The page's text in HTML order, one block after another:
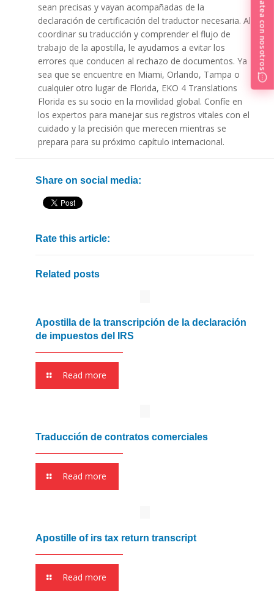
sean precisas y vayan acompañadas de la
declaración de certificación del traductor necesaria. Al
coordinar su traducción y comprender el flujo de
trabajo de la apostilla, le ayudamos a evitar los
errores que conducen al rechazo de documentos. Ya
sea que se encuentre en Miami, Orlando, Tampa o
cualquier otro lugar de Florida, EKO 4 Translations
Florida es su socio en la movilidad global. Confíe en
los expertos para manejar sus registros vitales con el
cuidado y la precisión que merecen mientras se
prepara para su próximo capítulo internacional.
Share on social media:
Rate this article:
Related posts
Apostilla de la transcripción de la declaración
de impuestos del IRS
Read more
Traducción de contratos comerciales
Read more
Apostille of irs tax return transcript
Read more
Chatea con nosotros